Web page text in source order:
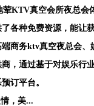
KTV真空会所夜总会
各种免费资源，能让
商务ktv真空夜总会
，通过基于对娱乐行
订平台。
，美...